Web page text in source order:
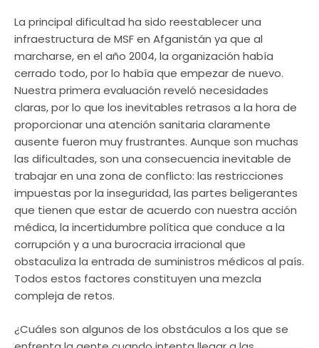
La principal dificultad ha sido reestablecer una
infraestructura de MSF en Afganistán ya que al
marcharse, en el año 2004, la organización había
cerrado todo, por lo había que empezar de nuevo.
Nuestra primera evaluación reveló necesidades
claras, por lo que los inevitables retrasos a la hora de
proporcionar una atención sanitaria claramente
ausente fueron muy frustrantes. Aunque son muchas
las dificultades, son una consecuencia inevitable de
trabajar en una zona de conflicto: las restricciones
impuestas por la inseguridad, las partes beligerantes
que tienen que estar de acuerdo con nuestra acción
médica, la incertidumbre política que conduce a la
corrupción y a una burocracia irracional que
obstaculiza la entrada de suministros médicos al país.
Todos estos factores constituyen una mezcla
compleja de retos.
¿Cuáles son algunos de los obstáculos a los que se